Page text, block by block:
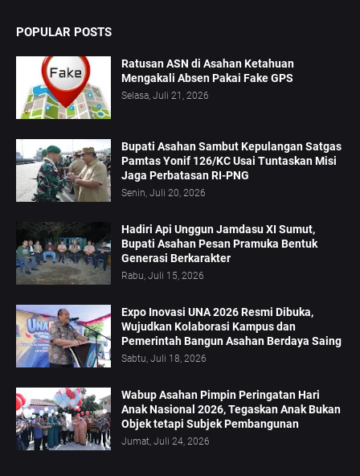
POPULAR POSTS
Ratusan ASN di Asahan Ketahuan
Mengakali Absen Pakai Fake GPS
Selasa, Juli 21, 2026
Bupati Asahan Sambut Kepulangan Satgas
Pamtas Yonif 126/KC Usai Tuntaskan Misi
Jaga Perbatasan RI-PNG
Senin, Juli 20, 2026
Hadiri Api Unggun Jamdasu XI Sumut,
Bupati Asahan Pesan Pramuka Bentuk
Generasi Berkarakter
Rabu, Juli 15, 2026
Expo Inovasi UNA 2026 Resmi Dibuka,
Wujudkan Kolaborasi Kampus dan
Pemerintah Bangun Asahan Berdaya Saing
Sabtu, Juli 18, 2026
Wabup Asahan Pimpin Peringatan Hari
Anak Nasional 2026, Tegaskan Anak Bukan
Objek tetapi Subjek Pembangunan
Jumat, Juli 24, 2026